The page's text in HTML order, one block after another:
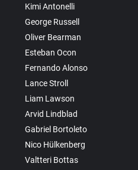
Kimi Antonelli
George Russell
Oliver Bearman
Esteban Ocon
Fernando Alonso
Lance Stroll
Liam Lawson
Arvid Lindblad
Gabriel Bortoleto
Nico Hülkenberg
Valtteri Bottas